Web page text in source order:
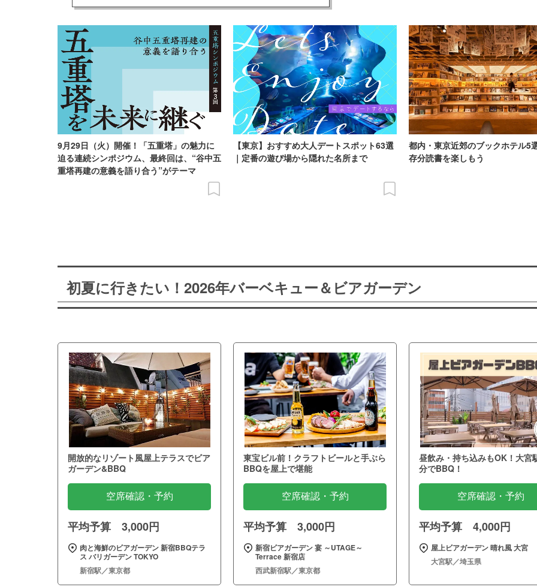
9月29日（火）開催！「五重塔」の魅力に
迫る連続シンポジウム、最終回は、“谷中五
重塔再建の意義を語り合う”がテーマ
【東京】おすすめ大人デートスポット63選
｜定番の遊び場から隠れた名所まで
都内・東京近郊のブックホテル5
存分読書を楽しもう
初夏に行きたい！2026年バーベキュー＆ビアガーデン
開放的なリゾート風屋上テラスでビア
ガーデン&BBQ
空席確認・予約
平均予算 3,000円
肉と海鮮のビアガーデン 新宿BBQテラ
ス バリガーデン TOKYO
新宿駅／東京都
東宝ビル前！クラフトビールと手ぶら
BBQを屋上で堪能
空席確認・予約
平均予算 3,000円
新宿ビアガーデン 宴 ～UTAGE～
Terrace 新宿店
西武新宿駅／東京都
昼飲み・持ち込みもOK！大宮
分でBBQ！
空席確認・予約
平均予算 4,000円
屋上ビアガーデン 晴れ風 大宮
大宮駅／埼玉県